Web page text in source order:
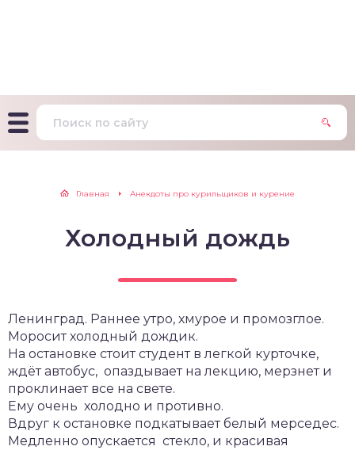
Главная Анекдоты про курильщиков и курение
Холодный дождь
Ленинград. Раннее утро, хмурое и промозглое.
Моросит холодный дождик.
На остановке стоит студент в легкой курточке,
ждёт автобус, опаздывает на лекцию, мерзнет и
проклинает все на свете.
Ему очень холодно и противно.
Вдруг к остановке подкатывает белый мерседес.
Медленно опускается стекло, и красивая
на определение типа
поведения
зависимости
курильщика –